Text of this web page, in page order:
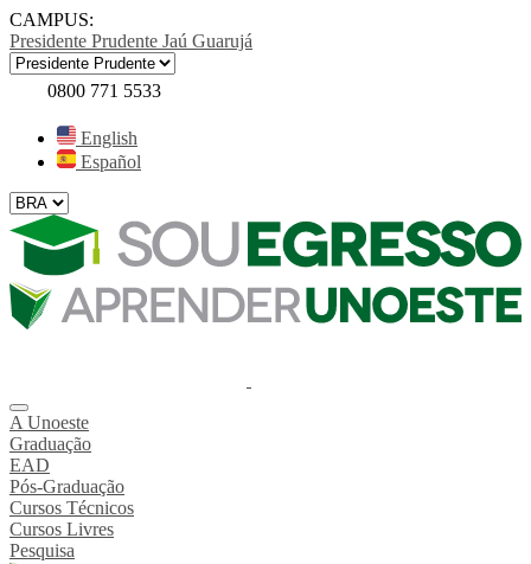
CAMPUS:
Presidente Prudente Jaú Guarujá
0800 771 5533
English
Español
A Unoeste
Graduação
EAD
Pós-Graduação
Cursos Técnicos
Cursos Livres
Pesquisa